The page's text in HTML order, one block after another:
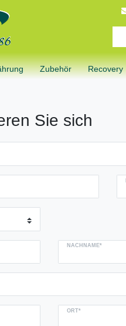
Zubehör Recovery
Sie sich
NACHNAME*
ORT*